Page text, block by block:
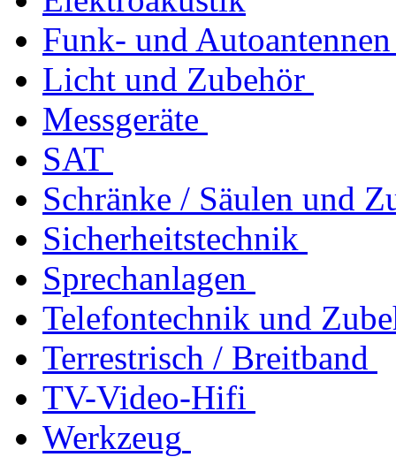
Funk- und Autoantennen
Licht und Zubehör
Messgeräte
SAT
Schränke / Säulen und
Sicherheitstechnik
Sprechanlagen
Telefontechnik und
Terrestrisch / Breitband
TV-Video-Hifi
Werkzeug